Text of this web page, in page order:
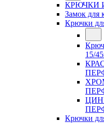
КРЮЧКИ
Замок
Крючки
15/
Крючки